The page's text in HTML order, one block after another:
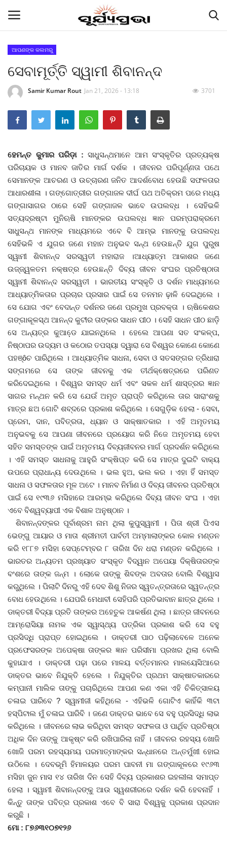
Contact
Gallery
E-paper
ରାଜ୍ୟ
ରାଜନୀତି
କି କଥା ବୋଇଲେ
ଦେଶ ବିଦେଶ
ପ୍ରଶାସନ ଖବର
ଜିଲ୍ଲା
ଆପଣଙ୍କ କଲମରୁ
ମହାନଗର
ଅପରାଧ
ଖେଳ ଖବର
ବିଶେଷ
ଆପଣଙ୍କ କଲମରୁ
ସେବାମୂର୍ତ୍ତି ସ୍ୱାମୀ ଶିବାନନ୍ଦ
Samir Kumar Rout Jan 21, 2026 - 13:18 3701
ହେମନ୍ତ କୁମାର ପରିଡ଼ା :ସାଧୁସନ୍ଥମାନେ ଆମ ସଂସ୍କୃତିର ପ୍ରତ୍ୟକ୍ଷ
ପରିଚାୟକ ଓ ମାନବ ଜାତିର ମାର୍ଗ ଦର୍ଶକ । ଜୀବନର ପରିପୂର୍ଣ୍ଣତା ପଥେ
ସେମାନଙ୍କ ଆଚରଣ ଓ ଉଚ୍ଚାରଣ ଜନିତ ଆଦର୍ଶବୋଧ ହେଉଛି ସଫଳତାର
ଆଧାରଶୀଳା । ଗଙ୍ଗୋତ୍ରୀର ଗଙ୍ଗାଜଳ ଦୀର୍ଘ ପଥ ଅତିକ୍ରମ ପରେ ମଧ୍ୟ
ଗଙ୍ଗାସାଗର ଠାରେ ସେହି ଗଙ୍ଗାଜଳ ଭାବେ ଉପଲବ୍ଧ । ସେହିଭଳି
ସତ୍ୟଦ୍ରଷ୍ଟା ମୁନିଋଷି ମାନଙ୍କର ଉପଲବ୍ଧ ଜ୍ଞାନ ପରମ୍ପରାକ୍ରମେ
ସାଧୁସନ୍ଥ ମାନଙ୍କ ମାଧ୍ୟମରେ ଏବେ ବି ଆମ୍ଭ ମାନଙ୍କୁ ଉପଲବ୍ଧ
ସେହିଭଳି ଏ ଯୁଗର ଜଣେ ମହାନ ଅନୁଭବ ସନ୍ଥ ହେଉଛନ୍ତି ଯୁଗ ପୁରୁଷ
ସ୍ୱାମୀ ଶିବାନନ୍ଦ ସରସ୍ୱତୀ ମହାରାଜ ।ଆଧ୍ୟାତ୍ମ ଆକାଶର ଜଣେ
ଉଜ୍ଜ୍ୱଳତମ ନକ୍ଷତ୍ର ହେଉଛନ୍ତି ଦିବ୍ୟ ଜୀବନ ସଂଘର ପ୍ରତିଷ୍ଠାତା
ସ୍ୱାମୀ ଶିବାନନ୍ଦ ସରସ୍ୱତୀ । ଭାରତୀୟ ସଂସ୍କୃତି ଓ ଦର୍ଶନ ମାଧ୍ୟମରେ
ଆଧ୍ୟାତ୍ମିକତାର ପ୍ରଚାର ପ୍ରସାର ପାଇଁ ସେ ତନମନ ଢ଼ାଳି ଦେଇଥିଲେ ।
ସେ ଯୋଗ ଏବଂ ବେଦାନ୍ତ ଦର୍ଶନର ଜଣେ ପ୍ରମୁଖ ପ୍ରବକ୍ତା । ଋଷିକେଶର
ଗଙ୍ଗାକୂଳସ୍ଥ ଆନନ୍ଦ କୁଟୀର ତାଙ୍କର ସାଧନ ପୀଠ । ସେହି ସାଧନ ପୀଠ ଛାଡ଼ି
ସେ ଅନ୍ୟତ୍ର କୁଆଡେ଼ ଯାଇନଥିଲେ । ହେଲେ ଆପଣା ସତ ସଂକଳ୍ପ,
ନିଷ୍ଠାପର ଉଦ୍ୟମ ଓ କଠୋର ତପସ୍ୟା ଦ୍ୱାରା ସେ ବିଶ୍ୱର କୋଣେ କୋଣେ
ପହଞ୍ôଚ ପାରିଥିଲେ । ଆଧ୍ୟାତ୍ମିକ ସାଧନା, ସେବା ଓ ସତସଙ୍ଗର ତ୍ରିଧାରା
ସଙ୍ଗମରେ ସେ ତାଙ୍କ ଜୀବନକୁ ଏକ ତୀର୍ଥକ୍ଷେତ୍ରରେ ପରିଣତ
କରିଦେଇଥିଲେ । ବିଶ୍ୱର ସମସ୍ତ ଧର୍ମ ଏବଂ ସକଳ ଧର୍ମ ଶାସ୍ତ୍ରର ଜ୍ଞାନ
ସାଗର ମନ୍ଥନ କରି ସେ ଯେଉଁ ଅମୃତ ପ୍ରାପ୍ତି କରିଥିଲେ ତାର ସାରାଂଶକୁ
ମାତ୍ର ଛଅ ଗୋଟି ଶବ୍ଦରେ ପ୍ରକାଶ କରିଥିଲେ । ସେଗୁଡ଼ିକ ହେଲା - ସେବା,
ପ୍ରେମ, ଦାନ, ପବିତ୍ରତା, ଧ୍ୟାନ ଓ ସାକ୍ଷାତକାର । ଏହି ଅମୃତମୟ
ଅନୁଭବକୁ ସେ ଆପଣା ଜୀବନରେ ପ୍ରୟୋଗ କରି ନିଜେ ଅମୃତମୟ ହେବା
ସହିତ ସମସ୍ତଙ୍କ ପାଇଁ ଅମୃତମୟ ଦିବ୍ୟଜୀବନର ମାର୍ଗ ପ୍ରଦର୍ଶନ କରିଥିଲେ
। ଏହି ସମସ୍ତ ସାଧନାକୁ ଆହୁରି ସଂକ୍ଷିପ୍ତ କରି ସେ ମାତ୍ର ଦୁଇଟି ବାକ୍ୟ
ଉପରେ ପ୍ରାଧାନ୍ୟ ଦେଉଥିଲେ । ଭଲ ହୁଅ, ଭଲ କର । ଏହା ହିଁ ସମସ୍ତ
ସାଧନା ଓ ସଫଳତାର ମୂଳ ଅଟେ । ମାନବ ନିର୍ମାଣ ଓ ଦିବ୍ୟ ଜୀବନର ପ୍ରତିଷ୍ଠା
ପାଇଁ ସେ ୧୯୩୬ ମସିହାରେ ଆରମ୍ଭ କରିଥିଲେ ଦିବ୍ୟ ଜୀବନ ସଂଘ । ଏହା
ଏବେ ବିଶ୍ୱବ୍ୟାପୀ ଏକ ବିଶାଳ ଅନୁଷ୍ଠାନ ।
ଶିବାନନ୍ଦଙ୍କର ପୂର୍ବାଶ୍ରମ ନାମ ଥିଲା କୁପୁସ୍ୱାମୀ । ପିତା ଶ୍ରୀ ପିଏସ
ଭେଙ୍ଗୁ ଆୟାର ଓ ମାତା ଶ୍ରୀମତୀ ପାର୍ବତୀ ଅମ୍ମାଲାଙ୍କର କୋଳ ମଣ୍ଡନ
କରି ୧୮୮୭ ମସିହା ସେପ୍ଟେମ୍ବର ୮ ତାରିଖ ଦିନ ଧରା ମଣ୍ଡନ କରିଥିଲେ ।
ଭାରତର ଅନ୍ୟତମ ପ୍ରଖ୍ୟାତ ସଂସ୍କୃତ ବିଦ୍ୱାନ ଅପେୟା ଦିକ୍ଷିତାରଙ୍କ
ବଂଶରେ ତାଙ୍କ ଜନ୍ମ । ଲୋକେ ତାଙ୍କୁ ଶିବଙ୍କ ଅବତାର ବୋଲି ବିଶ୍ୱାସ
କରୁଥିଲେ । ପିଲାଟି ଦିନରୁ ଏହି ଦେବ ଶିଶୁ ନିଜର ସ୍ୱତନ୍ତ୍ରତାରେ ସ୍ୱତନ୍ତ୍ର
ବୋଧ ହେଉଥିଲେ । ଯେପରି ମେଧାବୀ ସେହିପରି ପ୍ରତିଭାବାନ ଛାତ୍ର ଥିଲେ ।
ଡାକ୍ତରୀ ବିଦ୍ୟା ପ୍ରତି ତାଙ୍କର ଅହେତୁକ ଆକର୍ଷଣ ଥିଲା । ଛାତ୍ର ଜୀବନରେ
ଆମ୍ରୋସିୟା ନାମକ ଏକ ସ୍ୱାସ୍ଥ୍ୟ ପତ୍ରିକା ପ୍ରକାଶ କରି ସେ ବହୁ
ପ୍ରସିଦ୍ଧି ପ୍ରାପ୍ତ ହୋଇଥିଲେ । ଡାକ୍ତରୀ ପାଠ ପଢ଼ିଲାବେଳେ ଅନେକ
ପ୍ରଫେସରଙ୍କ ଅପେକ୍ଷା ତାଙ୍କର ଜ୍ଞାନ ପରିସୀମା ପ୍ରଖର ଥିଲା ବୋଲି
କୁହାଯାଏ । ଡାକ୍ତରୀ ପଢ଼ା ପରେ ମାଳୟ ବର୍ତ୍ତମାନର ମାଲୟେସିଆରେ
ଡାକ୍ତର ଭାବେ ନିଯୁକ୍ତି ହେଲେ । ନିଯୁକ୍ତିର ପ୍ରଥମ ସାକ୍ଷାତକାରରେ
କମ୍ପାନୀ ମାଲିକ ତାଙ୍କୁ ପଚାରିଥିଲେ ଆପଣ କଣ ଏକା ଏହି ଚିକିତ୍ସାଳୟ
ଚଳାଇ ପାରିବେ ? ସ୍ୱାମୀଜୀ କହିଥିଲେ - ଏହିଭଳି ଗୋଟିଏ କାହିଁକି ୩ଟା
ହସ୍ପିଟାଲ ମୁଁ ଚଳାଇ ପାରିବି । ଜଣେ ଡାକ୍ତର ଭାବେ ସେ ବହୁ ପ୍ରସିଦ୍ଧି ଲାଭ
କରିଥିଲେ । ଜୀବନରେ ଲାଭ କରିଥିବା ସମସ୍ତ ସଫଳତା ଓ ପାର୍ଥିବ ପ୍ରତିଷ୍ଠା
ଅଧିକ ଦିନ ତାଙ୍କୁ ଆକୃଷ୍ଟ କରି ରଖିପାରିଲା ନାହିଁ । ଜୀବନର ରହସ୍ୟ ଖୋଜି
ଖୋଜି ପରମ ରହସ୍ୟମୟ ପରମାତ୍ମାଙ୍କର ସନ୍ଧାନରେ ଅନ୍ତର୍ମୁଖୀ ହୋଇ
ଉଠିଲେ । ଦେବଭୂମି ହିମାଳୟର ପରମ ପାବନୀ ମା ଗଙ୍ଗାକୂଳରେ ୧୯୬୩
ମସିହା ଜୁନ ମାସ ୧୪ ତାରିଖ ଦିନ ସେହି ଦିବ୍ୟ ପ୍ରକାଶର ଇହଲୀଳା ସମାପ୍ତ
ହେଲା । ସ୍ୱାମୀ ଶିବାନନ୍ଦଙ୍କୁ ଆଉ ସ୍ୱଶରୀରରେ ଦର୍ଶନ କରି ହେବନାହିଁ ।
କିନ୍ତୁ ତାଙ୍କ ପବିତ୍ର ପ୍ରକାଶ ଏବେ ବି ସାରା ବିଶ୍ୱକୁ ପ୍ରକାଶ ପ୍ରଦାନ
କରୁଛି ।
ମୋ : ୮୭୬୩୧୦୭୧୨୬